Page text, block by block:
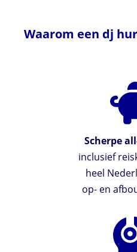
Waarom een dj
Scherpe
inclusief
heel
op- en